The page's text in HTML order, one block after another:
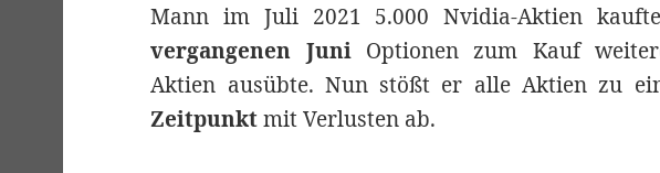
Mann im Juli 2021 5.000 Nvidia-Aktien
vergangenen JuniOptionen zum Kauf
Aktien ausübte. Nun stößt er alle Aktien zu
Zeitpunktmit Verlusten ab.